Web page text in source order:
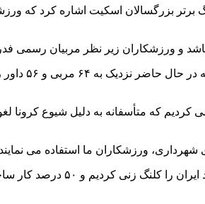
بزرگسالان اسکیت اشاره کرد که
وی افزود: از دیگر
که متأسفانه به دلیل شیوع کرونا لغو
ورزشکاران ما استفاده می
در خصوص سخت افزارهای اسکیت در استان هم